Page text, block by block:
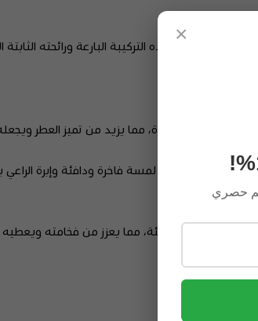
مع بصمة هذه التركيبة البارعة ورائحته الثابتة
شوب .
التوابل والحدة، مما يزيد من تميز العطر ويجعله
للعطر ويضفي عليه لمسة فاخرة ودافئة وإبرة
خشبية غنية ودافئة، مما يعزز من فخامته
×
حصري